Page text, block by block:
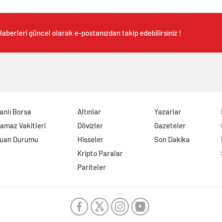
güncel olarak e-postanızdan takip edebilirsiniz !
Borsa
Vakitleri
Durumu
Altınlar
Dövizler
Hisseler
Kripto Paralar
Pariteler
Yazarlar
Gazeteler
Son Dakika